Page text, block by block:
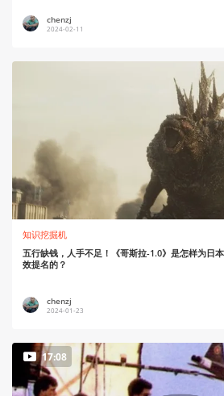
chenzj
2024-02-11
知识挖掘机
五行缺钱，人手不足！《哥斯拉-1.0》是怎样为日
效提名的？
chenzj
2024-01-23
17:08